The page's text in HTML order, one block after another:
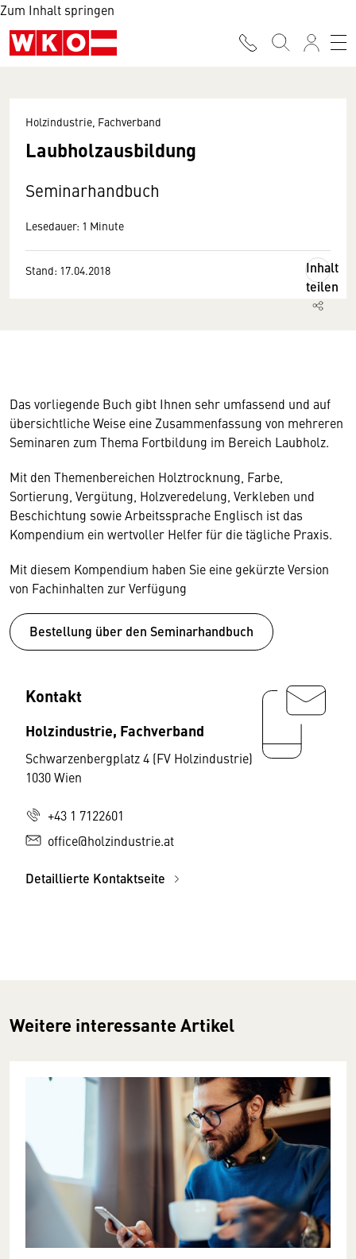
Zum Inhalt springen
Holzindustrie, Fachverband
Laubholzausbildung
Seminarhandbuch
Lesedauer: 1 Minute
Stand: 17.04.2018
Inhalt
teilen
Das vorliegende Buch gibt Ihnen sehr umfassend und auf
übersichtliche Weise eine Zusammenfassung von mehreren
Seminaren zum Thema Fortbildung im Bereich Laubholz.
Mit den Themenbereichen Holztrocknung, Farbe,
Sortierung, Vergütung, Holzveredelung, Verkleben und
Beschichtung sowie Arbeitssprache Englisch ist das
Kompendium ein wertvoller Helfer für die tägliche Praxis.
Mit diesem Kompendium haben Sie eine gekürzte Version
von Fachinhalten zur Verfügung
Bestellung über den Seminarhandbuch
Kontakt
Holzindustrie, Fachverband
Schwarzenbergplatz 4 (FV Holzindustrie)
1030 Wien
+43 1 7122601
office@holzindustrie.at
Detaillierte Kontaktseite
Weitere interessante Artikel